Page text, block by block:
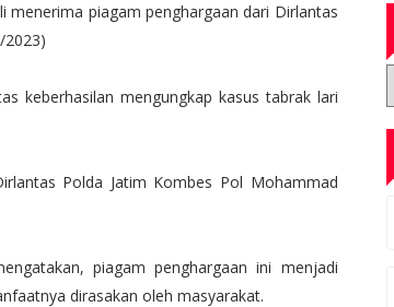
menerima piagam penghargaan dari Dirlantas
2023)
keberhasilan mengungkap kasus tabrak lari
Polda Jatim Kombes Pol Mohammad
piagam penghargaan ini menjadi
dirasakan oleh masyarakat.